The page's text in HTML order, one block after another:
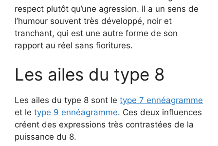
respect plutôt qu’une agression. Il a un sens de
l’humour souvent très développé, noir et
tranchant, qui est une autre forme de son
rapport au réel sans fioritures.
Les ailes du type 8
Les ailes du type 8 sont le type 7 ennéagramme
et le type 9 ennéagramme. Ces deux influences
créent des expressions très contrastées de la
puissance du 8.